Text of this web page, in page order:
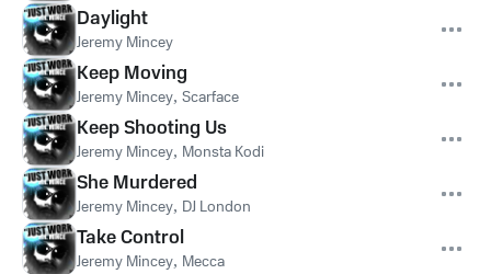
Daylight
Jeremy Mincey
Keep Moving
Jeremy Mincey, Scarface
Keep Shooting Us
Jeremy Mincey, Monsta Kodi
She Murdered
Jeremy Mincey, DJ London
Take Control
Jeremy Mincey, Mecca